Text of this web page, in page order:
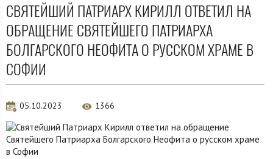
СВЯТЕЙШИЙ ПАТРИАРХ КИРИЛЛ ОТВЕТИЛ НА
ОБРАЩЕНИЕ СВЯТЕЙШЕГО ПАТРИАРХА
БОЛГАРСКОГО НЕОФИТА О РУССКОМ ХРАМЕ В
СОФИИ
05.10.2023 1366